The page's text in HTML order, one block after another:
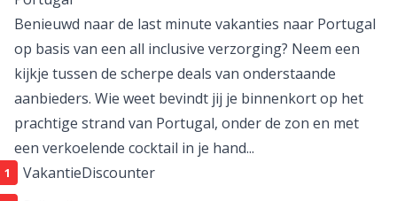
Portugal
Benieuwd naar de last minute vakanties naar Portugal
op basis van een all inclusive verzorging? Neem een
kijkje tussen de scherpe deals van onderstaande
aanbieders. Wie weet bevindt jij je binnenkort op het
prachtige strand van Portugal, onder de zon en met
een verkoelende cocktail in je hand...